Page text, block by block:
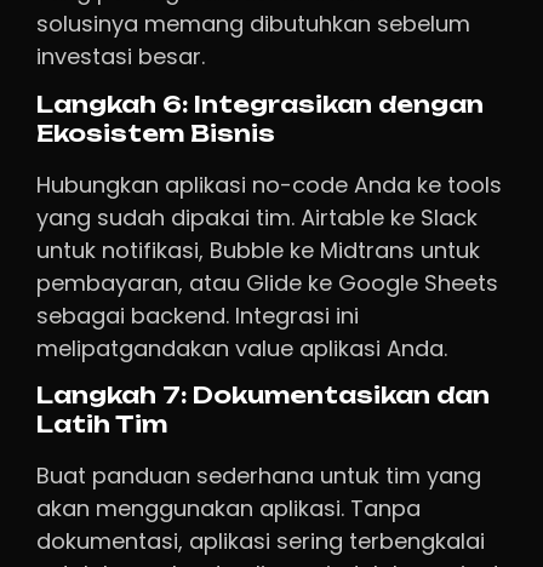
solusinya memang dibutuhkan sebelum
investasi besar.
Langkah 6: Integrasikan dengan
Ekosistem Bisnis
Hubungkan aplikasi no-code Anda ke tools
yang sudah dipakai tim. Airtable ke Slack
untuk notifikasi, Bubble ke Midtrans untuk
pembayaran, atau Glide ke Google Sheets
sebagai backend. Integrasi ini
melipatgandakan value aplikasi Anda.
Langkah 7: Dokumentasikan dan
Latih Tim
Buat panduan sederhana untuk tim yang
akan menggunakan aplikasi. Tanpa
dokumentasi, aplikasi sering terbengkalai